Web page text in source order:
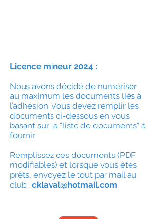
Licence mineur 2024 :
Nous avons décidé de numériser
au maximum les documents liés à
l’adhésion. Vous devez remplir les
documents ci-dessous en vous
basant sur la "liste de documents" à
fournir.
Remplissez ces documents (PDF
modifiables) et lorsque vous êtes
prêts, envoyez le tout par mail au
club : cklaval@hotmail.com